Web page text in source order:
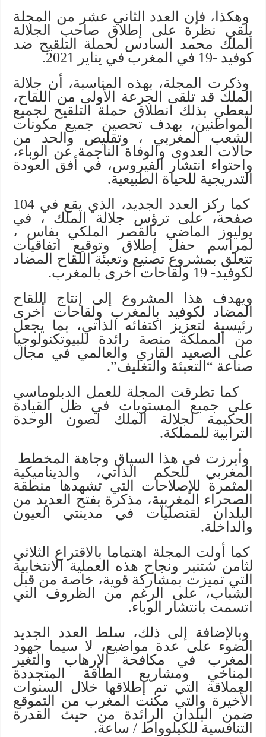
وهكذا، فإن العدد الثاني عشر من المجلة
يلقي نظرة على إطلاق صاحب الجلالة
الملك محمد السادس لحملة التلقيح ضد
كوفيد -19 في المغرب في يناير 2021.
وذكرت المجلة، بهذه المناسبة، أن جلالة
الملك قد تلقى الجرعة الأولى من اللقاح،
ليعطي بذلك انطلاق حملة التلقيح لجميع
المواطنين، بهدف تحصين جميع مكونات
الشعب المغربي ، وتقليص والحد من
حالات العدوى والوفاة الناجمة عن الوباء،
واحتواء انتشار الفيروس، في أفق العودة
التدريجية للحياة الطبيعية.
كما ركز العدد الجديد، الذي يقع في 104
صفحة، على ترؤس جلالة الملك ، في
يوليوز الماضي بالقصر الملكي بفاس ،
لمراسم حفل إطلاق وتوقيع اتفاقيات
تتعلق بمشروع تصنيع وتعبئة اللقاح المضاد
لكوفيد- 19 ولقاحات أخرى بالمغرب.
ويهدف هذا المشروع إلى إنتاج اللقاح
المضاد لكوفيد بالمغرب ولقاحات أخرى
رئيسية لتعزيز اكتفائه الذاتي، بما يجعل
من المملكة منصة رائدة للبيوتكنولوجيا
على الصعيد القاري والعالمي في مجال
صناعة “التعبئة والتغليف”.
كما تطرقت المجلة للعمل الدبلوماسي
على جميع المستويات في ظل القيادة
الحكيمة لجلالة الملك لصون الوحدة
الترابية للمملكة.
وأبرزت في هذا السياق وجاهة المخطط
المغربي للحكم الذاتي، والديناميكية
المثمرة للإصلاحات التي تشهدها منطقة
الصحراء المغربية، مذكرة بفتح العديد من
البلدان لقنصليات في مدينتي العيون
والداخلة.
كما أولت المجلة اهتماما بالاقتراع الثلاثي
لثامن شتنبر ونجاح هذه العملية الانتخابية
التي تميزت بمشاركة قوية، خاصة من قبل
الشباب، على الرغم من الظروف التي
اتسمت بانتشار الوباء.
وبالإضافة إلى ذلك، سلط العدد الجديد
الضوء على عدة مواضيع، لا سيما جهود
المغرب في مكافحة الإرهاب والتغير
المناخي ومشاريع الطاقة المتجددة
العملاقة التي تم إطلاقها خلال السنوات
الأخيرة والتي مكنت المغرب من التموقع
ضمن البلدان الرائدة من حيث القدرة
التنافسية للكيلوواط / ساعة.